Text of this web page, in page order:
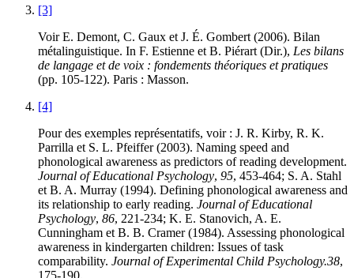
[3]
Voir E. Demont, C. Gaux et J. É. Gombert (2006). Bilan
métalinguistique. In F. Estienne et B. Piérart (Dir.), Les bilans
de langage et de voix : fondements théoriques et pratiques
(pp. 105-122). Paris : Masson.
[4]
Pour des exemples représentatifs, voir : J. R. Kirby, R. K.
Parrilla et S. L. Pfeiffer (2003). Naming speed and
phonological awareness as predictors of reading development.
Journal of Educational Psychology, 95, 453-464; S. A. Stahl
et B. A. Murray (1994). Defining phonological awareness and
its relationship to early reading. Journal of Educational
Psychology, 86, 221-234; K. E. Stanovich, A. E.
Cunningham et B. B. Cramer (1984). Assessing phonological
awareness in kindergarten children: Issues of task
comparability. Journal of Experimental Child Psychology.38,
175-190.